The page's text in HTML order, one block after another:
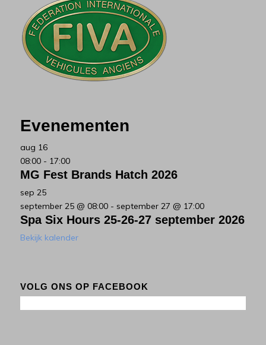
Evenementen
aug 16
08:00- 17:00
MG Fest Brands Hatch 2026
sep 25
september 25 @ 08:00- september 27 @ 17:00
Spa Six Hours 25-26-27 september 2026
Bekijk kalender
VOLG ONS OP FACEBOOK